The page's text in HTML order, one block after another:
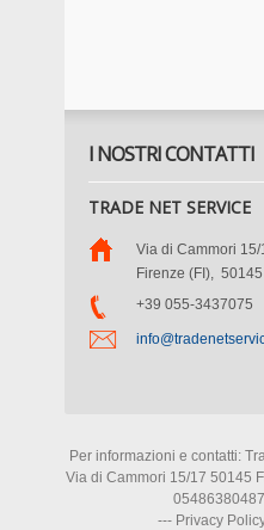
I NOSTRI CONTATTI
TRADE NET SERVICE
Via di Cammori 15/
Firenze (FI), 50145
+39 055-3437075
Per informazioni e contatti:
Via di Cammori 15/17 50145
--- Privacy